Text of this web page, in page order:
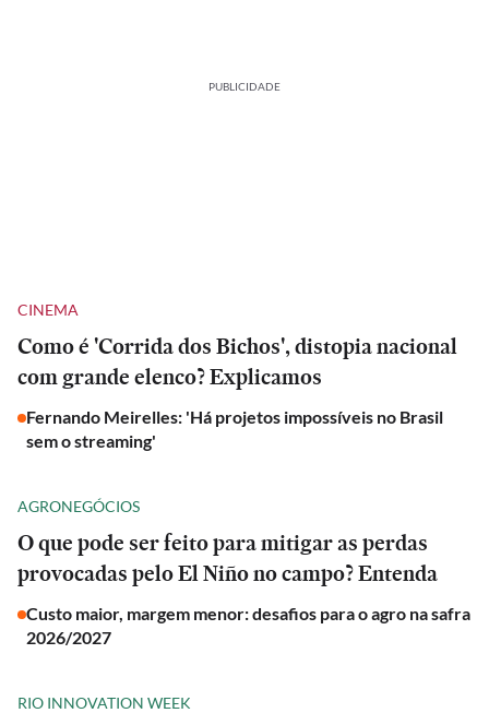
PUBLICIDADE
CINEMA
Como é 'Corrida dos Bichos', distopia nacional
com grande elenco? Explicamos
Fernando Meirelles: 'Há projetos impossíveis no Brasil
sem o streaming'
AGRONEGÓCIOS
O que pode ser feito para mitigar as perdas
provocadas pelo El Niño no campo? Entenda
Custo maior, margem menor: desafios para o agro na safra
2026/2027
RIO INNOVATION WEEK